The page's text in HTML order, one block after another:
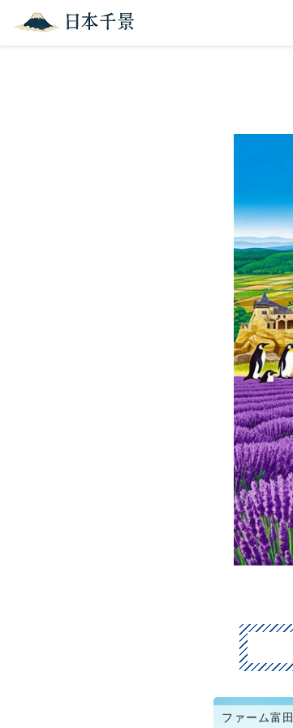
ファーム富田